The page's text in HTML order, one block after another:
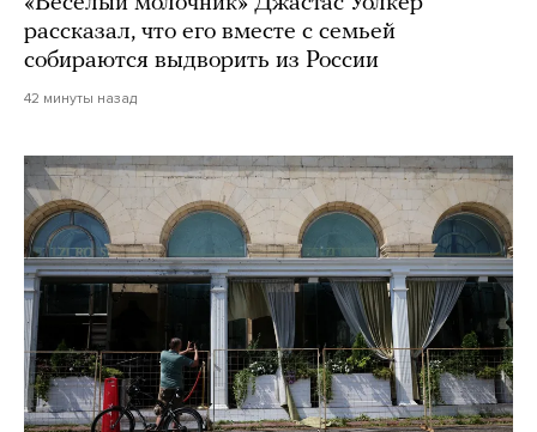
рассказал, что его вместе с семьей
собираются выдворить из России
42 минуты назад